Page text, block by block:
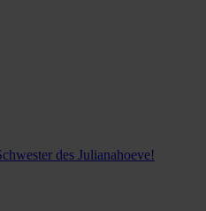
des Julianahoeve!